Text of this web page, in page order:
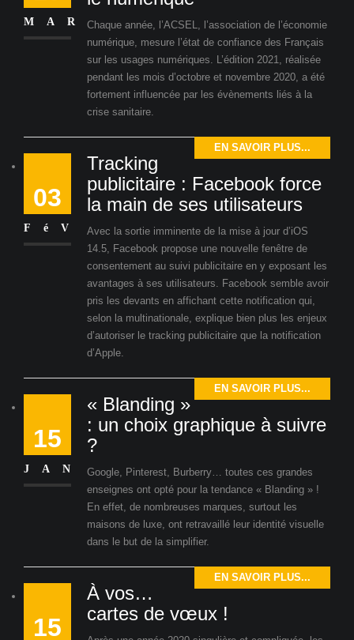
MARChaque année, l’ACSEL, l’association de l’économie
numérique, mesure l’état de confiance des Français
sur les usages numériques. L’édition 2021, réalisée
pendant les mois d’octobre et novembre 2020, a été
fortement influencée par les évènements liés à la
crise sanitaire.
EN SAVOIR PLUS...
03
FéV
Tracking
publicitaire : Facebook force
la main de ses utilisateurs
Avec la sortie imminente de la mise à jour d’iOS
14.5, Facebook propose une nouvelle fenêtre de
consentement au suivi publicitaire en y exposant les
avantages à ses utilisateurs. Facebook semble avoir
pris les devants en affichant cette notification qui,
selon la multinationale, explique bien plus les enjeux
d’autoriser le tracking publicitaire que la notification
d’Apple.
EN SAVOIR PLUS...
15
JAN
« Blanding »
: un choix graphique à suivre
?
Google, Pinterest, Burberry… toutes ces grandes
enseignes ont opté pour la tendance « Blanding » !
En effet, de nombreuses marques, surtout les
maisons de luxe, ont retravaillé leur identité visuelle
dans le but de la simplifier.
EN SAVOIR PLUS...
15
À vos…
cartes de vœux !